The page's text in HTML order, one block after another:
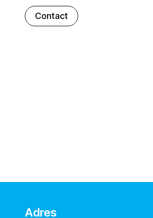
Contact
Adres